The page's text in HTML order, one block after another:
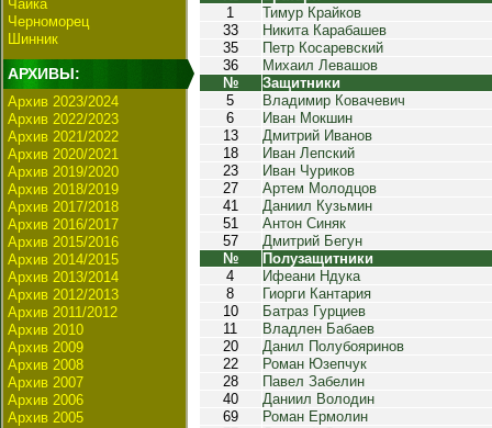
Чайка
Черноморец
Шинник
АРХИВЫ:
Архив 2023/2024
Архив 2022/2023
Архив 2021/2022
Архив 2020/2021
Архив 2019/2020
Архив 2018/2019
Архив 2017/2018
Архив 2016/2017
Архив 2015/2016
Архив 2014/2015
Архив 2013/2014
Архив 2012/2013
Архив 2011/2012
Архив 2010
Архив 2009
Архив 2008
Архив 2007
Архив 2006
Архив 2005
1
Тимур Крайков
33
Никита Карабашев
35
Петр Косаревский
36
Михаил Левашов
№
Защитники
5
Владимир Ковачевич
6
Иван Мокшин
13
Дмитрий Иванов
18
Иван Лепский
23
Иван Чуриков
27
Артем Молодцов
41
Даниил Кузьмин
51
Антон Синяк
57
Дмитрий Бегун
№
Полузащитники
4
Ифеани Ндука
8
Гиорги Кантария
10
Батраз Гурциев
11
Владлен Бабаев
20
Данил Полубояринов
22
Роман Юзепчук
28
Павел Забелин
40
Даниил Володин
69
Роман Ермолин